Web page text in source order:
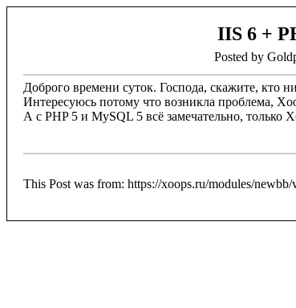
IIS 6 +
Posted by
Доброго времени суток. Господа, скажите, кто
Интересуюсь потому что возникла проблема,
А с PHP 5 и MySQL 5 всё замечательно, только
This Post was from: https://xoops.ru/modules/